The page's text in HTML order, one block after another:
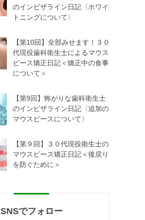
のインビザライン日記〈ホワイ
トニングについて〉
【第10回】全部みせます！３０
代現役歯科衛生士によるマウス
ピース矯正日記＜矯正中の食事
について＞
【第9回】怖がりな歯科衛生士
のインビザライン日記〈追加の
マウスピースについて〉
【第９回】３０代現役衛生士の
マウスピース矯正日記＜後戻り
を防ぐために＞
SNSでフォロー